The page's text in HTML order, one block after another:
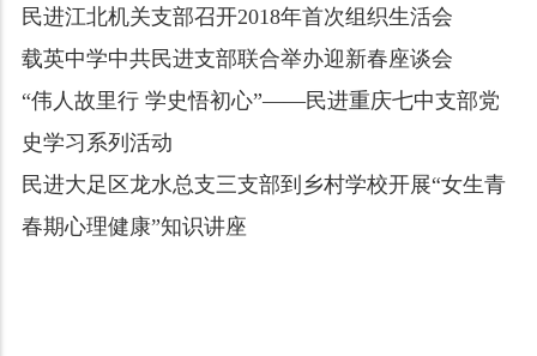
民进江北机关支部召开2018年首次组织生活会
载英中学中共民进支部联合举办迎新春座谈会
“伟人故里行 学史悟初心”——民进重庆七中支部党
史学习系列活动
民进大足区龙水总支三支部到乡村学校开展“女生青
春期心理健康”知识讲座